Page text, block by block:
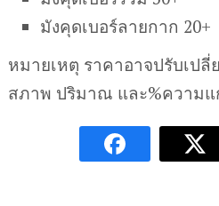
มังคุดเบอร์ลายกาก 20+
หมายเหตุ ราคาอาจปรับเป
สภาพ ปริมาณ และ%ความแ